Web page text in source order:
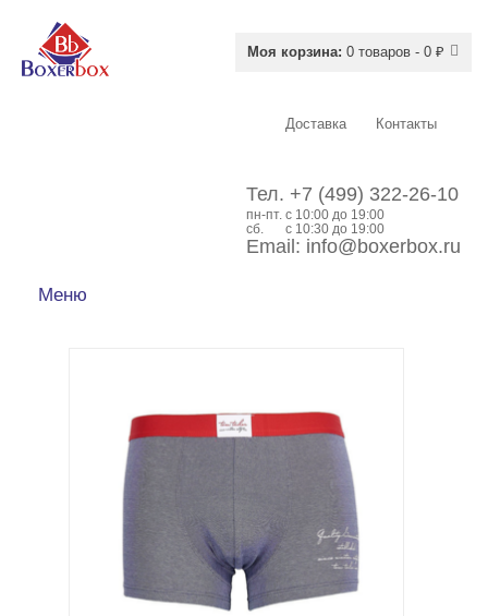
Моя корзина: 0 товаров - 0 ₽
Доставка Контакты
Тел. +7 (499) 322-26-10
пн-пт. c 10:00 до 19:00
сб.
с 10:30 до 19:00
Email: info@boxerbox.ru
Меню